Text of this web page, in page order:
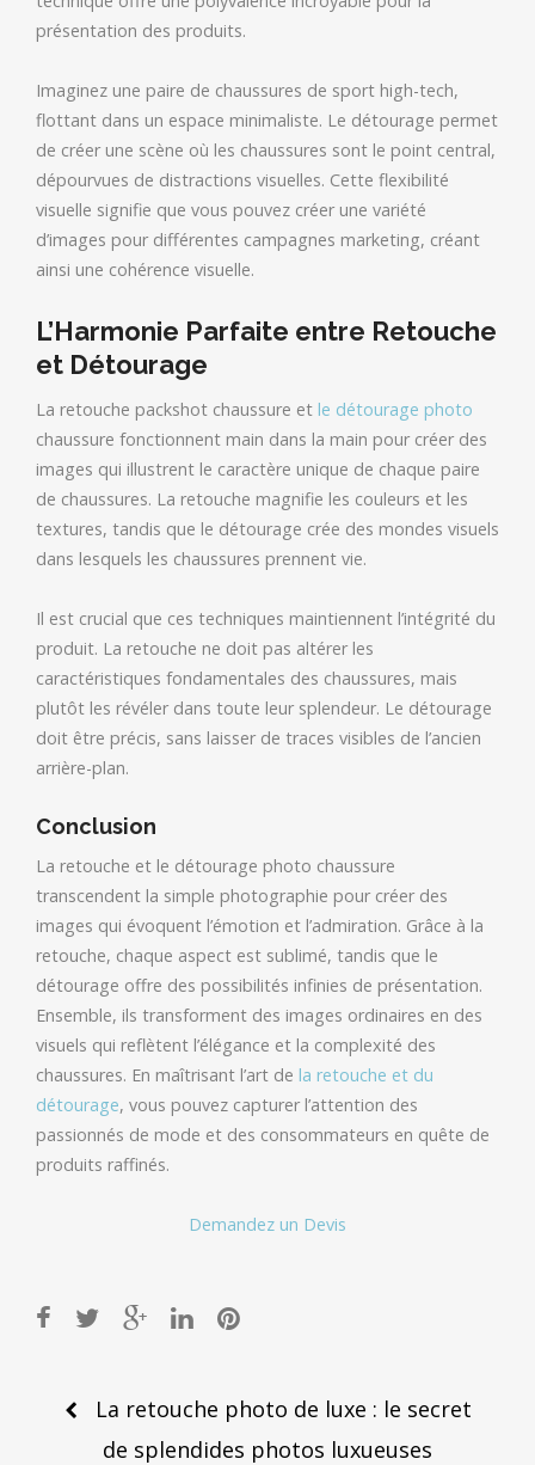
présentation des produits.
Imaginez une paire de chaussures de sport high-tech,
flottant dans un espace minimaliste. Le détourage permet
de créer une scène où les chaussures sont le point central,
dépourvues de distractions visuelles. Cette flexibilité
visuelle signifie que vous pouvez créer une variété
d’images pour différentes campagnes marketing, créant
ainsi une cohérence visuelle.
L’Harmonie Parfaite entre Retouche
et Détourage
La retouche packshot chaussure et le détourage photo
chaussure fonctionnent main dans la main pour créer des
images qui illustrent le caractère unique de chaque paire
de chaussures. La retouche magnifie les couleurs et les
textures, tandis que le détourage crée des mondes visuels
dans lesquels les chaussures prennent vie.
Il est crucial que ces techniques maintiennent l’intégrité du
produit. La retouche ne doit pas altérer les
caractéristiques fondamentales des chaussures, mais
plutôt les révéler dans toute leur splendeur. Le détourage
doit être précis, sans laisser de traces visibles de l’ancien
arrière-plan.
Conclusion
La retouche et le détourage photo chaussure
transcendent la simple photographie pour créer des
images qui évoquent l’émotion et l’admiration. Grâce à la
retouche, chaque aspect est sublimé, tandis que le
détourage offre des possibilités infinies de présentation.
Ensemble, ils transforment des images ordinaires en des
visuels qui reflètent l’élégance et la complexité des
chaussures. En maîtrisant l’art de la retouche et du
détourage, vous pouvez capturer l’attention des
passionnés de mode et des consommateurs en quête de
produits raffinés.
Demandez un Devis
Post
navigation
La retouche photo de luxe : le secret
de splendides photos luxueuses